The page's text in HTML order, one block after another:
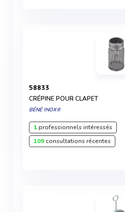
58833
CRÉPINE POUR CLAPET
BÉNÉ INOX®
1professionnels intéressés
109consultations récentes